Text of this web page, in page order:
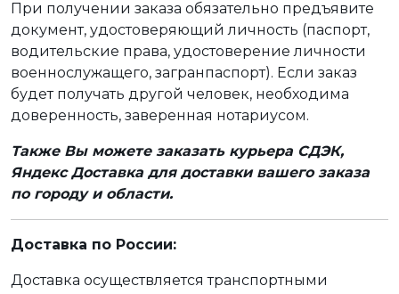
При получении заказа обязательно предъявите
документ, удостоверяющий личность (паспорт,
водительские права, удостоверение личности
военнослужащего, загранпаспорт). Если заказ
будет получать другой человек, необходима
доверенность, заверенная нотариусом.
Также Вы можете заказать курьера СДЭК,
Яндекс Доставка для доставки вашего заказа
по городу и области.
Доставка по России:
Доставка осуществляется транспортными